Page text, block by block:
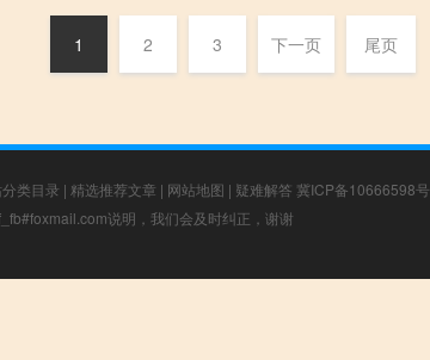
1 2 3 下一页 尾页
类目录 | 精选推荐文章 | 网站地图 | 疑难解答 冀ICP备10666598号
说明，我们会及时纠正，谢谢